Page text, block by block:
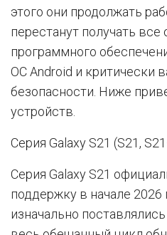
этого они продолжать
перестанут получать все
программного
ОС Android и критически
безопасности. Ниже
устройств.
Серия Galaxy S21 (S21,
Серия Galaxy S21
поддержку в начале 2026
изначально